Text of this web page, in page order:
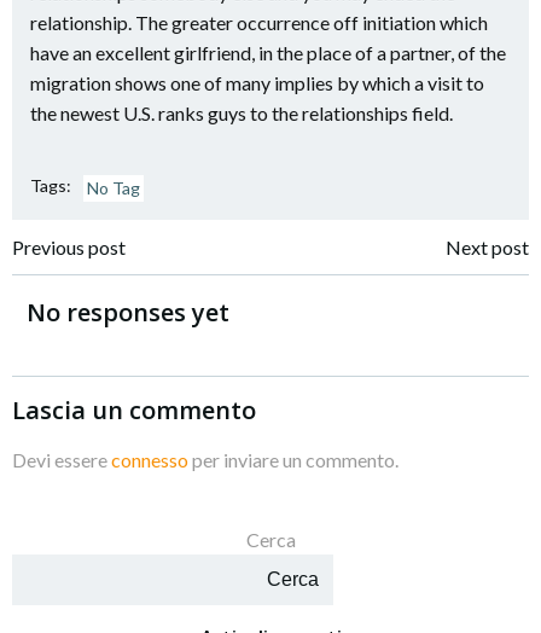
relationship. The greater occurrence off initiation which
have an excellent girlfriend, in the place of a partner, of the
migration shows one of many implies by which a visit to
the newest U.S. ranks guys to the relationships field.
Tags: No Tag
Navigazione
articoli
Previous post
Navigazione
Next post
No responses yet
Lascia un commento
Devi essereconnessoper inviare un commento.
Cerca
Cerca